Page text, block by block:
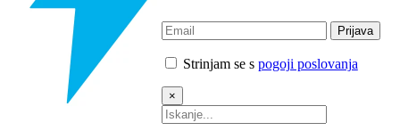
Strinjam se s pogoji poslovanja
×